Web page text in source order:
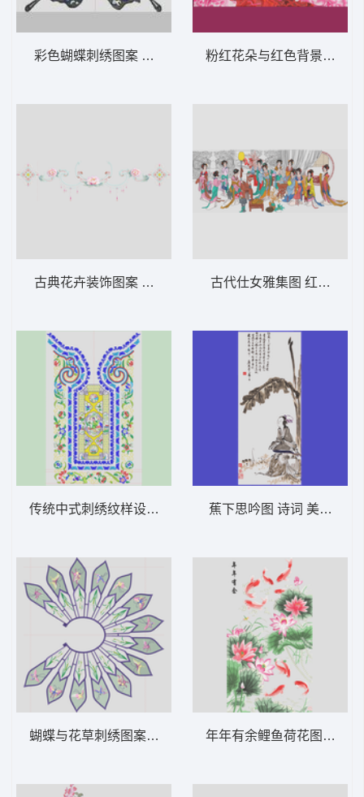
彩色蝴蝶刺绣图案 汉服抹胸款 蝴蝶
古典花卉装饰图案 汉服裙下摆
传统中式刺绣纹样设计图 汉服复古版 领
蝴蝶与花草刺绣图案 汉服围脖
粉红花朵与红色背景图案
古代仕女雅集图 红楼群芳
蕉下思吟图 诗词